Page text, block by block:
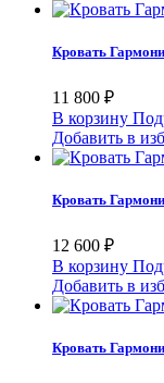
Кровать
11 800 ₽
В корзину
Добавить в
Кровать
12 600 ₽
В корзину
Добавить в
Кровать